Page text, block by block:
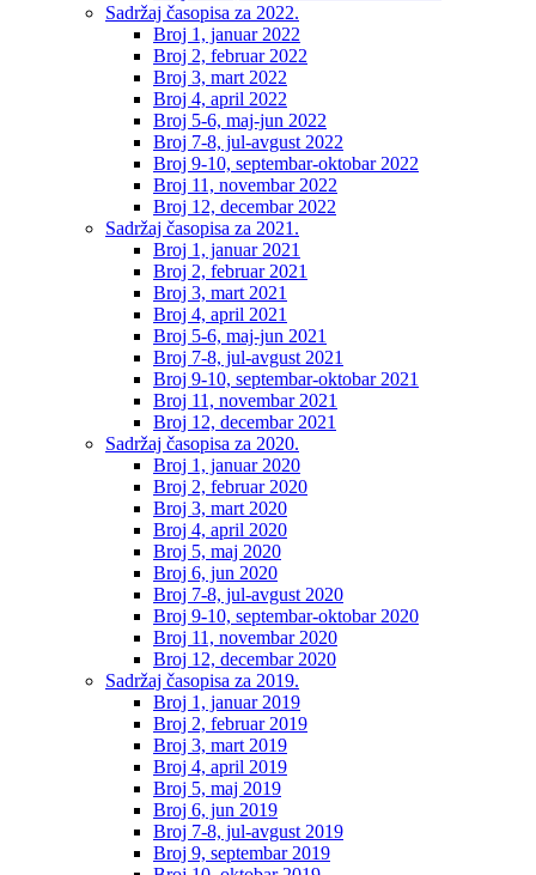
Sadržaj časopisa za 2022.
Broj 1, januar 2022
Broj 2, februar 2022
Broj 3, mart 2022
Broj 4, april 2022
Broj 5-6, maj-jun 2022
Broj 7-8, jul-avgust 2022
Broj 9-10, septembar-oktobar 2022
Broj 11, novembar 2022
Broj 12, decembar 2022
Sadržaj časopisa za 2021.
Broj 1, januar 2021
Broj 2, februar 2021
Broj 3, mart 2021
Broj 4, april 2021
Broj 5-6, maj-jun 2021
Broj 7-8, jul-avgust 2021
Broj 9-10, septembar-oktobar 2021
Broj 11, novembar 2021
Broj 12, decembar 2021
Sadržaj časopisa za 2020.
Broj 1, januar 2020
Broj 2, februar 2020
Broj 3, mart 2020
Broj 4, april 2020
Broj 5, maj 2020
Broj 6, jun 2020
Broj 7-8, jul-avgust 2020
Broj 9-10, septembar-oktobar 2020
Broj 11, novembar 2020
Broj 12, decembar 2020
Sadržaj časopisa za 2019.
Broj 1, januar 2019
Broj 2, februar 2019
Broj 3, mart 2019
Broj 4, april 2019
Broj 5, maj 2019
Broj 6, jun 2019
Broj 7-8, jul-avgust 2019
Broj 9, septembar 2019